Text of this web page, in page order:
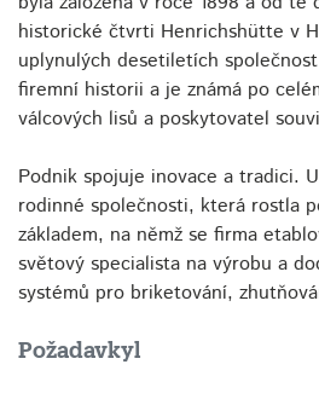
historické čtvrti Henrichshütte v
uplynulých desetiletích
firemní historii a je známá po
válcových lisů a poskytovatel
Podnik spojuje inovace a tradici.
rodinné společnosti, která rostla
základem, na němž se firma
světový specialista na výrobu a
systémů pro briketování,
Požadavkyl